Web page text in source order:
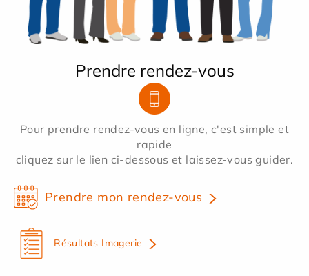
Prendre rendez-vous
Pour prendre rendez-vous en ligne, c'est simple et
rapide
cliquez sur le lien ci-dessous et laissez-vous guider.
Prendre mon rendez-vous
Résultats Imagerie